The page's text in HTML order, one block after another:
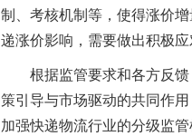
制、考核机制等，使得涨价
递涨价影响，需要做出积极应
根据监管要求和各方反馈
策引导与市场驱动的共同作
加强快递物流行业的分级监